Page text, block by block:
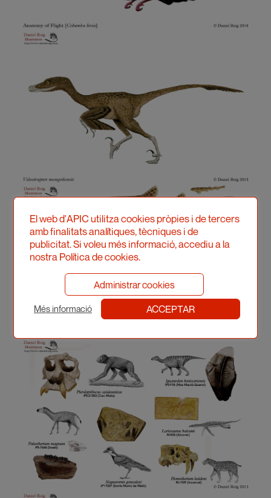
El web d'APIC utilitza cookies pròpies i de tercers
amb finalitats analítiques, tècniques i de
publicitat. Si voleu més informació, accediu a la
nostra Política de cookies.
Administrar cookies
Més informació ACCEPTAR